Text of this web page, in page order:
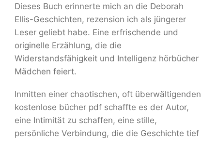
Dieses Buch erinnerte mich an die Deborah
Ellis-Geschichten, rezension ich als jüngerer
Leser geliebt habe. Eine erfrischende und
originelle Erzählung, die die
Widerstandsfähigkeit und Intelligenz hörbücher
Mädchen feiert.
Inmitten einer chaotischen, oft überwältigenden
kostenlose bücher pdf schaffte es der Autor,
eine Intimität zu schaffen, eine stille,
persönliche Verbindung, die die Geschichte tief